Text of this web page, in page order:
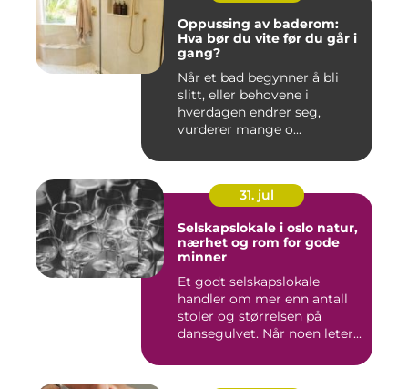
Oppussing av baderom:
Hva bør du vite før du går i
gang?
Når et bad begynner å bli
slitt, eller behovene i
hverdagen endrer seg,
vurderer mange o...
31. jul
Selskapslokale i oslo natur,
nærhet og rom for gode
minner
Et godt selskapslokale
handler om mer enn antall
stoler og størrelsen på
dansegulvet. Når noen leter...